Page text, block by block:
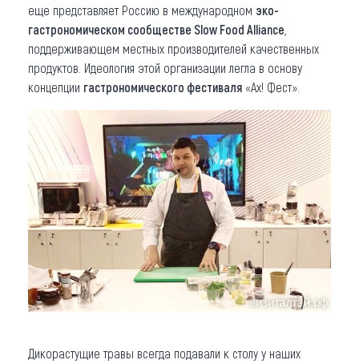
еще представляет Россию в международном эко-
гастрономическом сообществе Slow Food Alliance
поддерживающем местных производителей качественных
продуктов. Идеология этой организации легла в основу
концепции гастрономического фестиваля «Ах! Фест».
Дикорастущие травы всегда подавали к столу у наших